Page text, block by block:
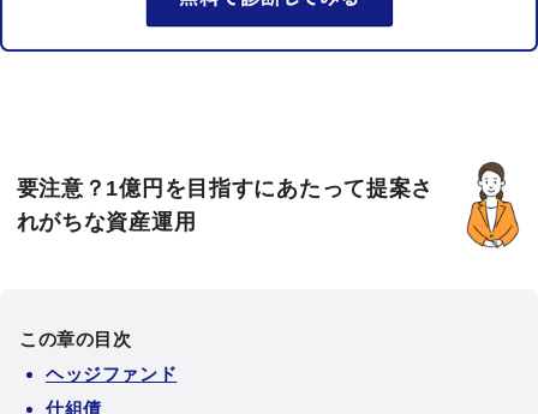
要注意？1億円を目指すにあたって提案さ
れがちな資産運用
この章の目次
ヘッジファンド
仕組債